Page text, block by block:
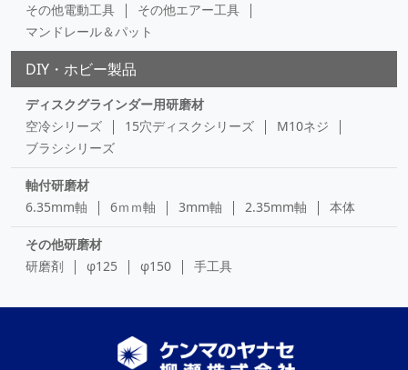
その他電動工具
その他エアー工具
マンドレール＆パット
DIY・ホビー製品
ディスクグラインダー用研磨材
空冷シリーズ
15穴ディスクシリーズ
M10ネジ
ブラシシリーズ
軸付研磨材
6.35mm軸
6ｍｍ軸 3mm軸 2.35mm軸 本体
その他研磨材
研磨剤
φ125 φ150 手工具